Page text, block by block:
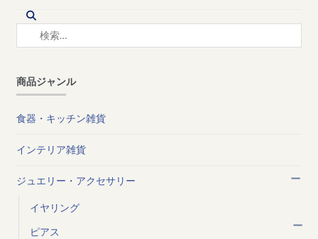
索:
商品ジャンル
食器・キッチン雑貨
インテリア雑貨
ジュエリー・アクセサリー
イヤリング
ピアス